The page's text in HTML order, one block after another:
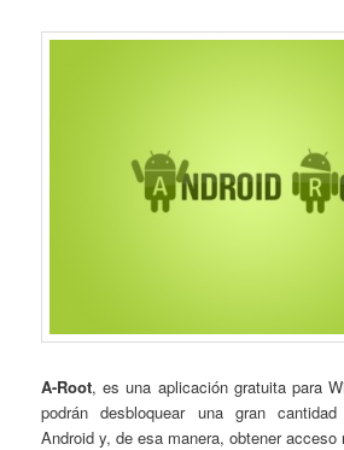
A-Root, es una aplicación gratuita para
podrán desbloquear una gran
Android y, de esa manera, obtener